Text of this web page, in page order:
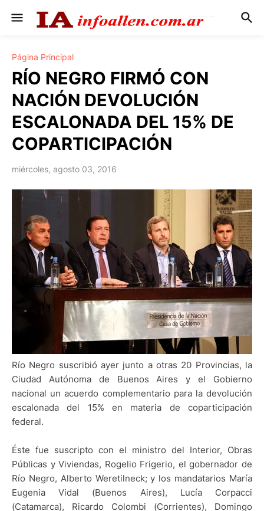
Página Principal
RÍO NEGRO FIRMÓ CON
NACIÓN DEVOLUCIÓN
ESCALONADA DEL 15% DE
COPARTICIPACIÓN
miércoles, agosto 03, 2016
Río Negro suscribió ayer junto a otras 20 Provincias, la
Ciudad Autónoma de Buenos Aires y el Gobierno
nacional un acuerdo complementario para la devolución
escalonada del 15% en materia de coparticipación
federal.
Éste fue suscripto con el ministro del Interior, Obras
Públicas y Viviendas, Rogelio Frigerio, el gobernador de
Río Negro, Alberto Weretilneck; y los mandatarios María
Eugenia Vidal (Buenos Aires), Lucía Corpacci
(Catamarca), Ricardo Colombi (Corrientes), Domingo